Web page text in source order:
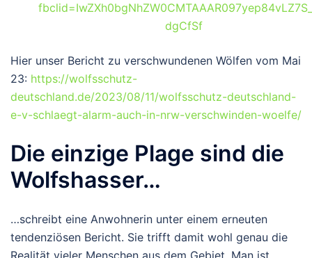
dgCfSf
Hier unser Bericht zu verschwundenen Wölfen vom Mai
23: https://wolfsschutz-
deutschland.de/2023/08/11/wolfsschutz-deutschland-
e-v-schlaegt-alarm-auch-in-nrw-verschwinden-woelfe/
Die einzige Plage sind die
Wolfshasser…
…schreibt eine Anwohnerin unter einem erneuten
tendenziösen Bericht. Sie trifft damit wohl genau die